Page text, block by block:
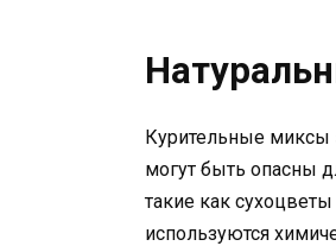
Курительные миксы
могут быть опасны
такие как
используются